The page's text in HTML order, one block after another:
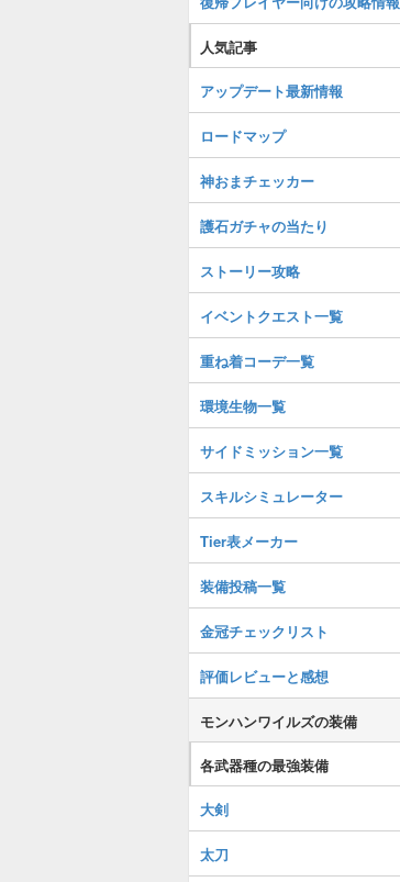
人気記事
アップデート最新情報
ロードマップ
神おまチェッカー
護石ガチャの当たり
ストーリー攻略
イベントクエスト一覧
重ね着コーデ一覧
環境生物一覧
サイドミッション一覧
スキルシミュレーター
Tier表メーカー
装備投稿一覧
金冠チェックリスト
評価レビューと感想
モンハンワイルズの装備
各武器種の最強装備
大剣
太刀